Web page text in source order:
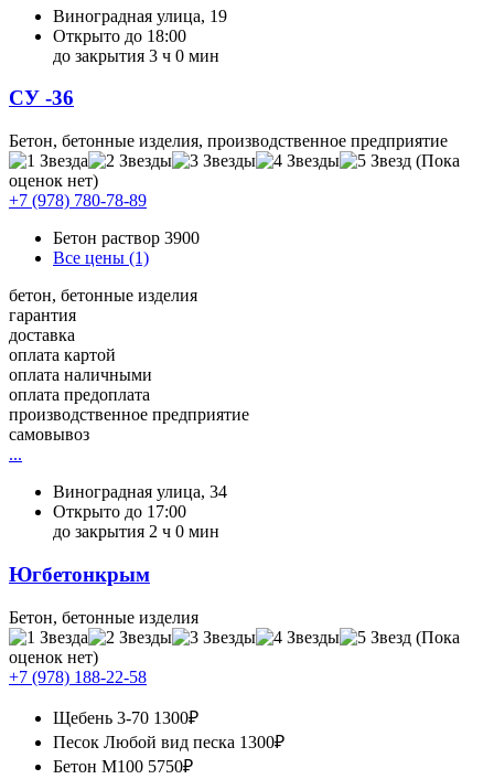
Виноградная улица, 19
Открыто до 18:00
до закрытия 3 ч 0 мин
СУ -36
Бетон, бетонные изделия, производственное предприятие
(Пока
оценок нет)
+7 (978) 780-78-89
Бетон раствор 3900
Все цены (1)
бетон, бетонные изделия
гарантия
доставка
оплата картой
оплата наличными
оплата предоплата
производственное предприятие
самовывоз
...
Виноградная улица, 34
Открыто до 17:00
до закрытия 2 ч 0 мин
Югбетонкрым
Бетон, бетонные изделия
(Пока
оценок нет)
+7 (978) 188-22-58
Щебень 3-70 1300₽
Песок Любой вид песка 1300₽
Бетон М100 5750₽